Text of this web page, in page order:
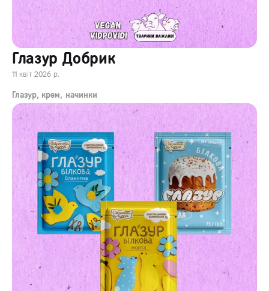
Глазур Добрик
11 квіт 2026 р.
Глазур, крем, начинки